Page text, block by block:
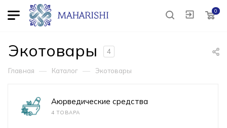
0
Экотовары 4
Главная — Каталог — Экотовары
Аюрведические средства
4 ТОВАРА